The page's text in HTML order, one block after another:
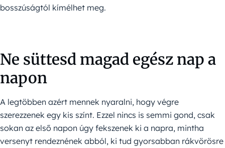
bosszúságtól kímélhet meg.
Ne süttesd magad egész nap a
napon
A legtöbben azért mennek nyaralni, hogy végre
szerezzenek egy kis színt. Ezzel nincs is semmi gond, csak
sokan az első napon úgy fekszenek ki a napra, mintha
versenyt rendeznének abból, ki tud gyorsabban rákvörösre